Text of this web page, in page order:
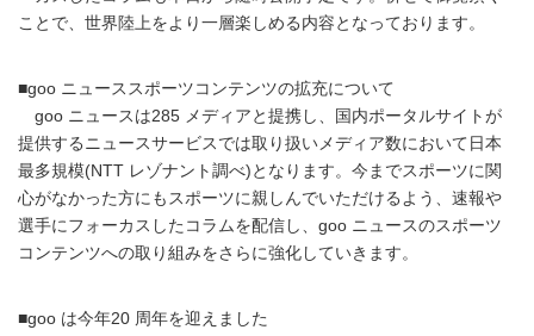
ことで、世界陸上をより一層楽しめる内容となっております。
■goo ニューススポーツコンテンツの拡充について
goo ニュースは285 メディアと提携し、国内ポータルサイトが
提供するニュースサービスでは取り扱いメディア数において日本
最多規模(NTT レゾナント調べ)となります。今までスポーツに関
心がなかった方にもスポーツに親しんでいただけるよう、速報や
選手にフォーカスしたコラムを配信し、goo ニュースのスポーツ
コンテンツへの取り組みをさらに強化していきます。
■goo は今年20 周年を迎えました